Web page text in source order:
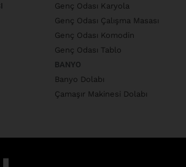
Genç Odası Karyola
Genç Odası Çalışma Masası
Genç Odası Komodin
Genç Odası Tablo
BANYO
Banyo Dolabı
Çamaşır Makinesi Dolabı